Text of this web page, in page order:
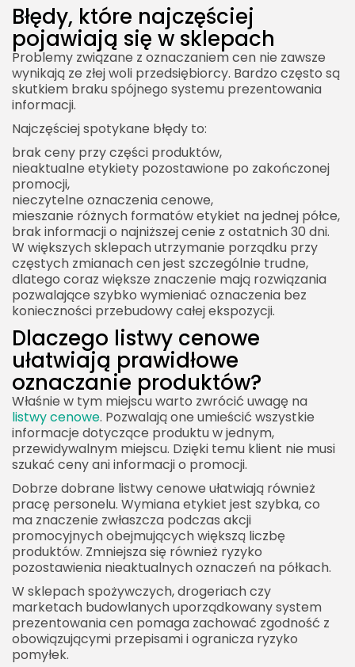
Błędy, które najczęściej
pojawiają się w sklepach
Problemy związane z oznaczaniem cen nie zawsze
wynikają ze złej woli przedsiębiorcy. Bardzo często są
skutkiem braku spójnego systemu prezentowania
informacji.
Najczęściej spotykane błędy to:
brak ceny przy części produktów,
nieaktualne etykiety pozostawione po zakończonej
promocji,
nieczytelne oznaczenia cenowe,
mieszanie różnych formatów etykiet na jednej półce,
brak informacji o najniższej cenie z ostatnich 30 dni.
W większych sklepach utrzymanie porządku przy
częstych zmianach cen jest szczególnie trudne,
dlatego coraz większe znaczenie mają rozwiązania
pozwalające szybko wymieniać oznaczenia bez
konieczności przebudowy całej ekspozycji.
Dlaczego listwy cenowe
ułatwiają prawidłowe
oznaczanie produktów?
Właśnie w tym miejscu warto zwrócić uwagę na
listwy cenowe. Pozwalają one umieścić wszystkie
informacje dotyczące produktu w jednym,
przewidywalnym miejscu. Dzięki temu klient nie musi
szukać ceny ani informacji o promocji.
Dobrze dobrane listwy cenowe ułatwiają również
pracę personelu. Wymiana etykiet jest szybka, co
ma znaczenie zwłaszcza podczas akcji
promocyjnych obejmujących większą liczbę
produktów. Zmniejsza się również ryzyko
pozostawienia nieaktualnych oznaczeń na półkach.
W sklepach spożywczych, drogeriach czy
marketach budowlanych uporządkowany system
prezentowania cen pomaga zachować zgodność z
obowiązującymi przepisami i ogranicza ryzyko
pomyłek.